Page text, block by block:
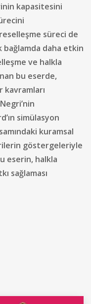
kapasitesini
süreci de
daha etkin
ve halkla
bu eserde,
kavramları
simülasyon
kuramsal
göstergeleriyle
eserin, halkla
sağlaması